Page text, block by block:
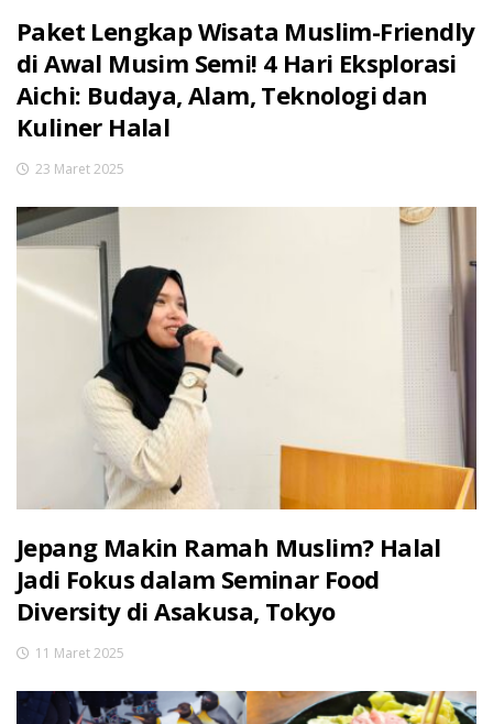
Paket Lengkap Wisata Muslim-Friendly
di Awal Musim Semi! 4 Hari Eksplorasi
Aichi: Budaya, Alam, Teknologi dan
Kuliner Halal
23 Maret 2025
Jepang Makin Ramah Muslim? Halal
Jadi Fokus dalam Seminar Food
Diversity di Asakusa, Tokyo
11 Maret 2025